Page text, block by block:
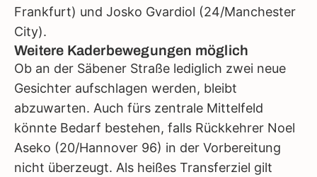
Frankfurt) und Josko Gvardiol (24/Manchester
City).
Weitere Kaderbewegungen möglich
Ob an der Säbener Straße lediglich zwei neue
Gesichter aufschlagen werden, bleibt
abzuwarten. Auch fürs zentrale Mittelfeld
könnte Bedarf bestehen, falls Rückkehrer Noel
Aseko (20/Hannover 96) in der Vorbereitung
nicht überzeugt. Als heißes Transferziel gilt